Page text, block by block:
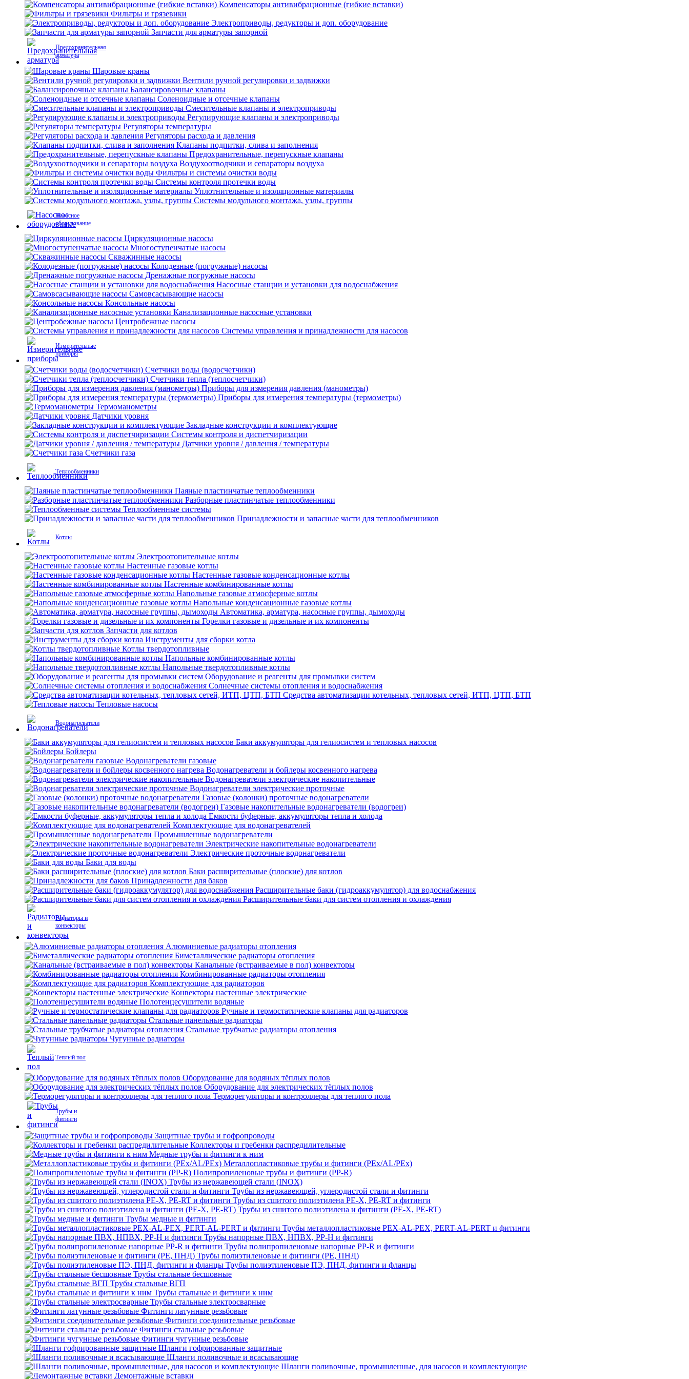
Компенсаторы антивибрационные (гибкие вставки)
Фильтры и грязевики
Электроприводы, редукторы и доп. оборудование
Запчасти для арматуры запорной
Предохранительная
арматура
Шаровые краны
Вентили ручной регулировки и задвижки
Балансировочные клапаны
Соленоидные и отсечные клапаны
Смесительные клапаны и электроприводы
Регулирующие клапаны и электроприводы
Регуляторы температуры
Регуляторы расхода и давления
Клапаны подпитки, слива и заполнения
Предохранительные, перепускные клапаны
Воздухоотводчики и сепараторы воздуха
Фильтры и системы очистки воды
Системы контроля протечки воды
Уплотнительные и изоляционные материалы
Системы модульного монтажа, узлы, группы
Насосное
оборудование
Циркуляционные насосы
Многоступенчатые насосы
Скважинные насосы
Колодезные (погружные) насосы
Дренажные погружные насосы
Насосные станции и установки для водоснабжения
Самовсасывающие насосы
Консольные насосы
Канализационные насосные установки
Центробежные насосы
Системы управления и принадлежности для насосов
Измерительные
приборы
Счетчики воды (водосчетчики)
Счетчики тепла (теплосчетчики)
Приборы для измерения давления (манометры)
Приборы для измерения температуры (термометры)
Термоманометры
Датчики уровня
Закладные конструкции и комплектующие
Системы контроля и диспетчиризации
Датчики уровня / давления / температуры
Счетчики газа
Теплообменники
Паяные пластинчатые теплообменники
Разборные пластинчатые теплообменники
Теплообменные системы
Принадлежности и запасные части для теплообменников
Котлы
Электроотопительные котлы
Настенные газовые котлы
Настенные газовые конденсационные котлы
Настенные комбинированные котлы
Напольные газовые атмосферные котлы
Напольные конденсационные газовые котлы
Автоматика, арматура, насосные группы, дымоходы
Горелки газовые и дизельные и их компоненты
Запчасти для котлов
Инструменты для сборки котла
Котлы твердотопливные
Напольные комбинированные котлы
Напольные твердотопливные котлы
Оборудование и реагенты для промывки систем
Солнечные системы отопления и водоснабжения
Средства автоматизации котельных, тепловых сетей, ИТП, ЦТП, БТП
Тепловые насосы
Водонагреватели
Баки аккумуляторы для гелиосистем и тепловых насосов
Бойлеры
Водонагреватели газовые
Водонагреватели и бойлеры косвенного нагрева
Водонагреватели электрические накопительные
Водонагреватели электрические проточные
Газовые (колонки) проточные водонагреватели
Газовые накопительные водонагреватели (водогреи)
Емкости буферные, аккумуляторы тепла и холода
Комплектующие для водонагревателей
Промышленные водонагреватели
Электрические накопительные водонагреватели
Электрические проточные водонагреватели
Баки для воды
Баки расширительные (плоские) для котлов
Принадлежности для баков
Расширительные баки (гидроаккумулятор) для водоснабжения
Расширительные баки для систем отопления и охлаждения
Радиаторы и
конвекторы
Алюминиевые радиаторы отопления
Биметаллические радиаторы отопления
Канальные (встраиваемые в пол) конвекторы
Комбинированные радиаторы отопления
Комплектующие для радиаторов
Конвекторы настенные электрические
Полотенцесушители водяные
Ручные и термостатические клапаны для радиаторов
Стальные панельные радиаторы
Стальные трубчатые радиаторы отопления
Чугунные радиаторы
Теплый пол
Оборудование для водяных тёплых полов
Оборудование для электрических тёплых полов
Терморегуляторы и контроллеры для теплого пола
Трубы и
фитинги
Защитные трубы и гофропроводы
Коллекторы и гребенки распредилительные
Медные трубы и фитинги к ним
Металлопластиковые трубы и фитинги (PEx/AL/PEx)
Полипропиленовые трубы и фитинги (PP-R)
Трубы из нержавеющей стали (INOX)
Трубы из нержавеющей, углеродистой стали и фитинги
Трубы из сшитого полиэтилена PE-X, PE-RT и фитинги
Трубы из сшитого полиэтилена и фитинги (PE-X, PE-RT)
Трубы медные и фитинги
Трубы металлопластиковые PEX-AL-PEX, PERT-AL-PERT и фитинги
Трубы напорные ПВХ, НПВХ, PP-H и фитинги
Трубы полипропиленовые напорные PP-R и фитинги
Трубы полиэтиленовые и фитинги (PE, ПНД)
Трубы полиэтиленовые ПЭ, ПНД, фитинги и фланцы
Трубы стальные бесшовные
Трубы стальные ВГП
Трубы стальные и фитинги к ним
Трубы стальные электросварные
Фитинги латунные резьбовые
Фитинги соединительные резьбовые
Фитинги стальные резьбовые
Фитинги чугунные резьбовые
Шланги гофрированные защитные
Шланги поливочные и всасывающие
Шланги поливочные, промышленные, для насосов и комплектующие
Демонтажные вставки